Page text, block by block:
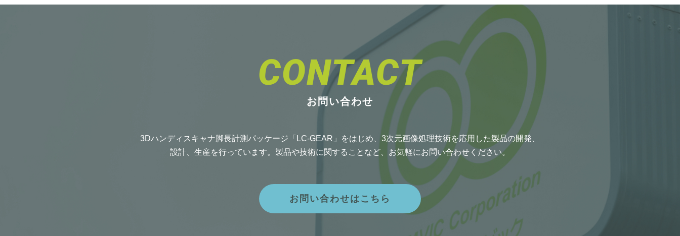
CONTACT
お問い合わせ
3Dハンディスキャナ脚長計測パッケージ「LC-GEAR」をはじめ、3次元画像処理技術を応用した製品の開発、
設計、生産を行っています。製品や技術に関することなど、お気軽にお問い合わせください。
お問い合わせはこちら